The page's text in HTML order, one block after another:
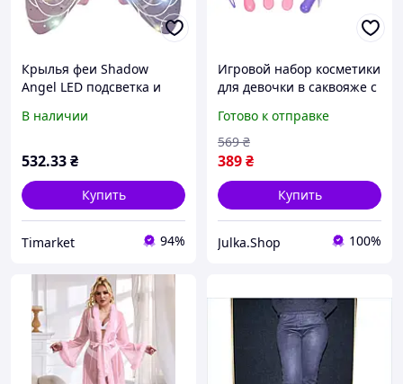
Крылья феи Shadow
Angel LED подсветка и
Световые LED-крылья
волшебного образа феи
В наличии
532.33₴
Купить
Timarket 94%
Игровой набор косметики
для девочки в саквояже с
зеркалом для создания
образа
Готово к отправке
389₴
569 ₴
Купить
Julka.Shop 100%